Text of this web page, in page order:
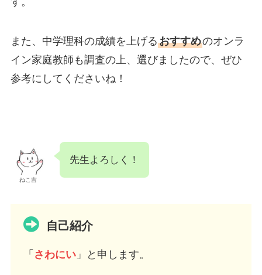
また、中学理科の成績を上げるおすすめのオンラ
イン家庭教師も調査の上、選びましたので、ぜひ
参考にしてくださいね！
ねこ吉
先生よろしく！
自己紹介
「 さわにい 」と申します。